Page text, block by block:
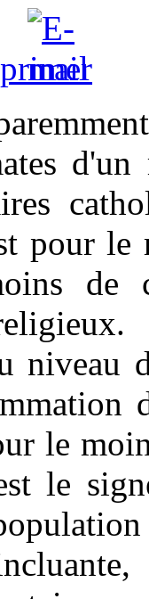
d'un
pour
de
niveau
le
le